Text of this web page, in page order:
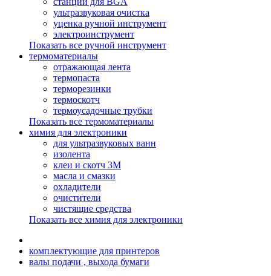
ультразвуковая очистка
уценка ручной инструмент
электроинструмент
Показать все ручной инструмент
термоматериалы
отражающая лента
термопаста
терморезинки
термоскотч
термоусадочные трубки
Показать все термоматериалы
химия для электроники
для ультразвуковых ванн
изолента
клеи и скотч 3М
масла и смазки
охладители
очистители
чистящие средства
Показать все химия для электроники
комплектующие для принтеров
валы подачи , выхода бумаги